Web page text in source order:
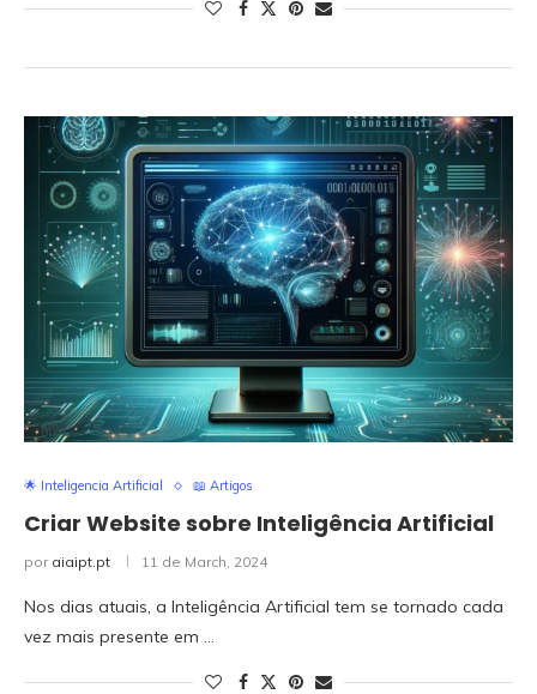
🌟 Inteligencia Artificial 📖 Artigos
Criar Website sobre Inteligência Artificial
por aiaipt.pt 11 de March, 2024
Nos dias atuais, a Inteligência Artificial tem se tornado cada
vez mais presente em …